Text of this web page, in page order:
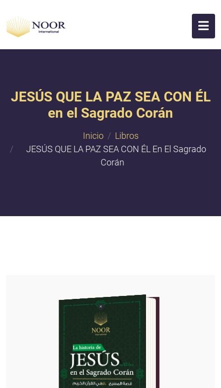
JESÚS QUE LA PAZ SEA CON ÉL
en el Sagrado Corán
Inicio
Libros
JESÚS QUE LA PAZ SEA CON ÉL En El Sagrado
Corán